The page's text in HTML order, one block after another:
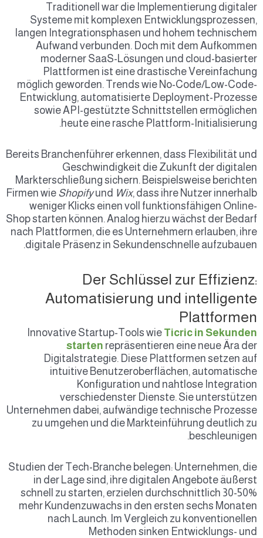
Traditionell
Systeme mit
langen
Aufwand
moderner
Plattformen ist
möglich geworden.
Entwicklung,
sowie API-
heute eine
.
Bereits
Markterschließung
Firmen wieShopifyund
weniger Klicks
Shop starten können.
nach Plattformen, die
digitale Präsenz in
Der
Innovative
starten
intuitive
Unternehmen dabei,
zu umgehen und
Studien der Tech-
in der Lage sind,
schnell zu starten,
mehr
nach Launch.